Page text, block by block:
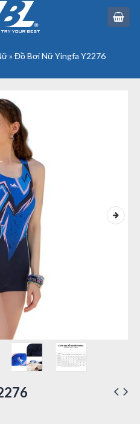
» Đồ Bơi Nữ Yingfa Y2276